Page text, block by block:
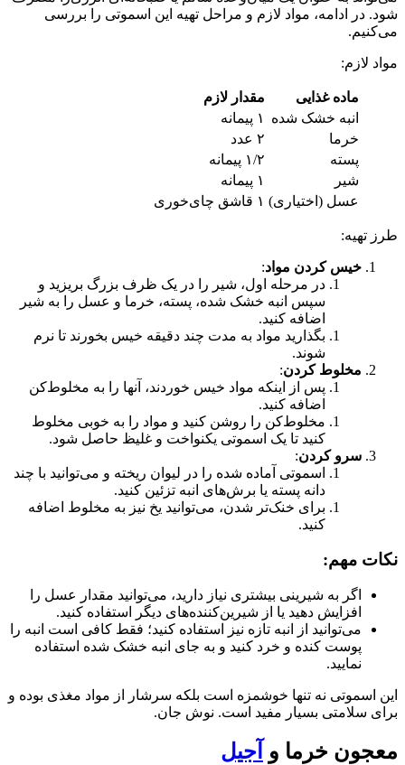
شود. در ادامه، مواد لازم و مراحل تهیه این اسموتی را بررسی
می‌کنیم.
مواد لازم:
ماده غذایی
مقدار لازم
انبه خشک شده
۱ پیمانه
خرما
۲ عدد
پسته
۱/۲ پیمانه
شیر
۱ پیمانه
عسل (اختیاری) ۱ قاشق چای‌خوری
طرز تهیه:
خیس کردن مواد:
در مرحله اول، شیر را در یک ظرف بزرگ بریزید و
سپس انبه خشک شده، پسته، خرما و عسل را به شیر
اضافه کنید.
بگذارید مواد به مدت چند دقیقه خیس بخورند تا نرم
شوند.
مخلوط کردن:
پس از اینکه مواد خیس خوردند، آنها را به مخلوط‌کن
اضافه کنید.
مخلوط‌کن را روشن کنید و مواد را به خوبی مخلوط
کنید تا یک اسموتی یکنواخت و غلیظ حاصل شود.
سرو کردن:
اسموتی آماده شده را در لیوان ریخته و می‌توانید با چند
دانه پسته یا برش‌های انبه تزئین کنید.
برای خنک‌تر شدن، می‌توانید یخ نیز به مخلوط اضافه
کنید.
نکات مهم:
اگر به شیرینی بیشتری نیاز دارید، می‌توانید مقدار عسل را
افزایش دهید یا از شیرین‌کننده‌های دیگر استفاده کنید.
می‌توانید از انبه تازه نیز استفاده کنید؛ فقط کافی است انبه را
پوست کنده و خرد کنید و به جای انبه خشک شده استفاده
نمایید.
این اسموتی نه تنها خوشمزه است بلکه سرشار از مواد مغذی بوده و
برای سلامتی بسیار مفید است. نوش جان.
معجون خرما و آجیل